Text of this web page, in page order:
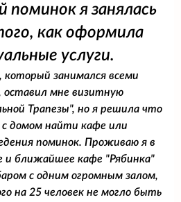
поминок я занялась
как оформила
услуги.
занимался всеми
оставил мне визитную
Трапезы", но я решила что
с домом найти кафе или
поминок. Проживаю я в
и ближайшее кафе "Рябинка"
с одним огромным залом,
на 25 человек не могло быть